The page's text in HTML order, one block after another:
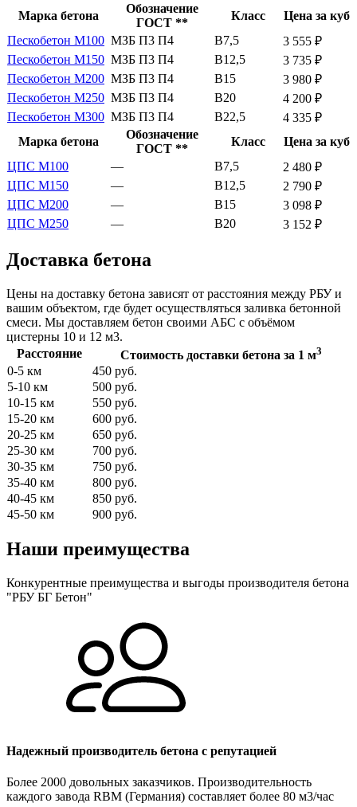
Марка бетона
Обозначение
ГОСТ **
Класс
Цена за куб
Пескобетон М100 МЗБ П3 П4 В7,5
3 555 ₽
Пескобетон М150 МЗБ П3 П4 В12,5
3 735 ₽
Пескобетон М200 МЗБ П3 П4 В15
3 980 ₽
Пескобетон М250 МЗБ П3 П4 В20
4 200 ₽
Пескобетон М300 МЗБ П3 П4 В22,5
4 335 ₽
Марка бетона
Обозначение
ГОСТ **
Класс
Цена за куб
ЦПС М100
— В7,5
2 480 ₽
ЦПС М150
— В12,5
2 790 ₽
ЦПС М200
— В15
3 098 ₽
ЦПС М250
— В20 3 152 ₽
Доставка бетона
Цены на доставку бетона зависят от расстояния между РБУ и
вашим объектом, где будет осуществляться заливка бетонной
смеси. Мы доставляем бетон своими АБС с объёмом
цистерны 10 и 12 м3.
Расстояние
Стоимость доставки бетона за 1 м3
0-5 км
450 руб.
5-10 км
500 руб.
10-15 км
550 руб.
15-20 км
600 руб.
20-25 км
650 руб.
25-30 км
700 руб.
30-35 км
750 руб.
35-40 км
800 руб.
40-45 км
850 руб.
45-50 км
900 руб.
Наши преимущества
Конкурентные преимущества и выгоды производителя бетона
"РБУ БГ Бетон"
Надежный производитель бетона с репутацией
Более 2000 довольных заказчиков. Производительность
каждого завода RBM (Германия) составляет более 80 м3/час